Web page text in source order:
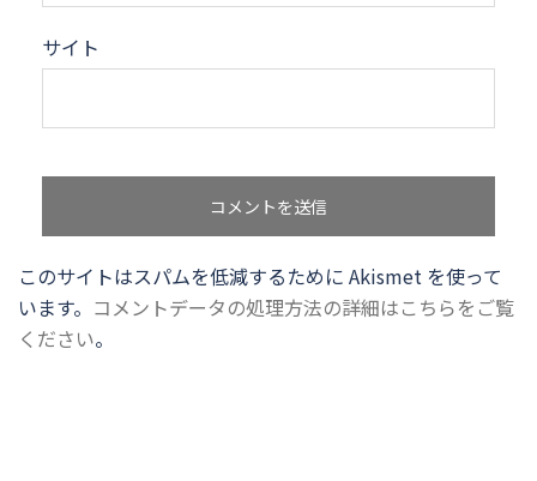
サイト
このサイトはスパムを低減するために Akismet を使って
います。 コメントデータの処理方法の詳細はこちらをご覧
ください。